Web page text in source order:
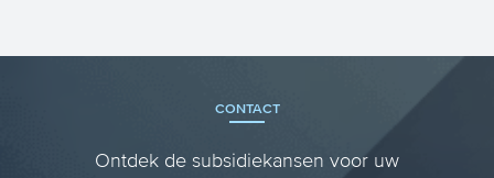
uitdagingen. Innovatie (inn...
CONTACT
Ontdek de subsidiekansen voor uw